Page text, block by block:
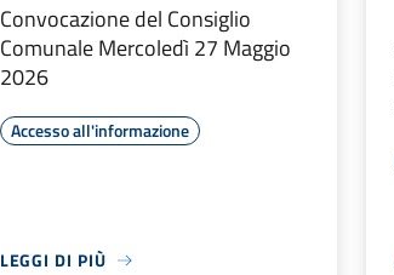
Convocazione del Consiglio
Comunale Mercoledì 27 Maggio
2026
Accesso all'informazione
LEGGI DI PIÙ